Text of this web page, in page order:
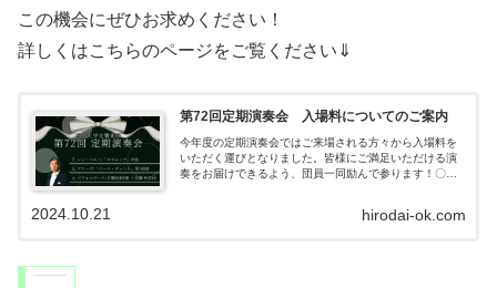
この機会にぜひお求めください！
詳しくはこちらのページをご覧ください⇓
第72回定期演奏会 入場料についてのご案内
今年度の定期演奏会ではご来場される方々から入場料を
いただく運びとなりました。皆様にご満足いただける演
奏をお届けできるよう、団員一同励んで参ります！〇入
hirodai-ok.com
2024.10.21